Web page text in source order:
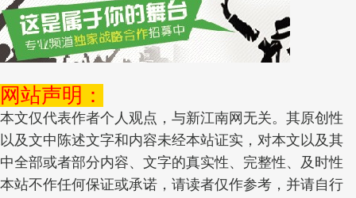
网站声明：
本文仅代表作者个人观点，与新江南网无关。其原创性
以及文中陈述文字和内容未经本站证实，对本文以及其
中全部或者部分内容、文字的真实性、完整性、及时性
本站不作任何保证或承诺，请读者仅作参考，并请自行